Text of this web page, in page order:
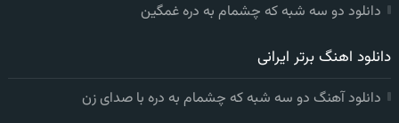
دانلود دو سه شبه که چشمام به دره غمگین
دانلود اهنگ برتر ایرانی
دانلود آهنگ دو سه شبه که چشمام به دره با صدای زن